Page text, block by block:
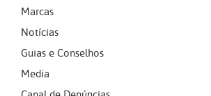
Marcas
Notícias
Guias e Conselhos
Media